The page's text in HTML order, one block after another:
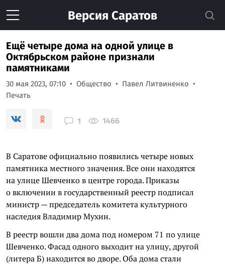
Версия Саратов
Ещё четыре дома на одной улице в
Октябрьском районе признали
памятниками
30 мая 2023, 07:10 Общество
Павел Литвиненко
Печать
1 1466
В Саратове официально появились четыре новых
памятника местного значения. Все они находятся
на улице Шевченко в центре города. Приказы
о включении в государственный реестр подписал
министр — председатель комитета культурного
наследия Владимир Мухин.
В реестр вошли два дома под номером 71 по улице
Шевченко. Фасад одного выходит на улицу, другой
(литера Б) находится во дворе. Оба дома стали